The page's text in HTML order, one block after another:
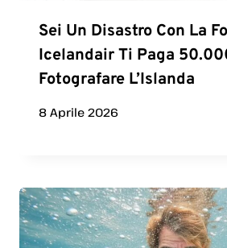
Sei Un Disastro Con La
Icelandair Ti Paga
Fotografare L’Islanda
8 Aprile 2026